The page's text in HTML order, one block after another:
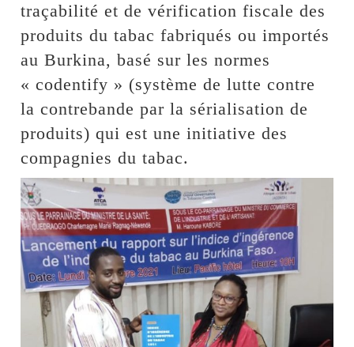
traçabilité et de vérification fiscale des
produits du tabac fabriqués ou importés
au Burkina, basé sur les normes
« codentify » (système de lutte contre
la contrebande par la sérialisation de
produits) qui est une initiative des
compagnies du tabac.